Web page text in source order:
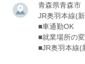
青森県青森市
JR奥羽本線(
■車通勤OK
■就業場所の
■JR奥羽本線(